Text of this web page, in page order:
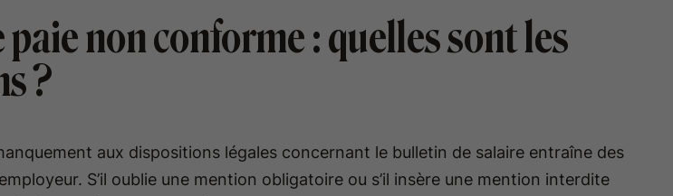
paie non conforme : quelles sont les
?
aux dispositions légales concernant le bulletin de salaire entraîne des
S’il oublie une mention obligatoire ou s’il insère une mention interdite